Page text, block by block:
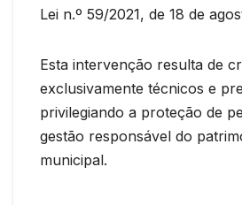
Lei n.º 59/2021, de 18 de
Esta intervenção resulta de
exclusivamente técnicos e
privilegiando a proteção de
gestão responsável do
municipal.